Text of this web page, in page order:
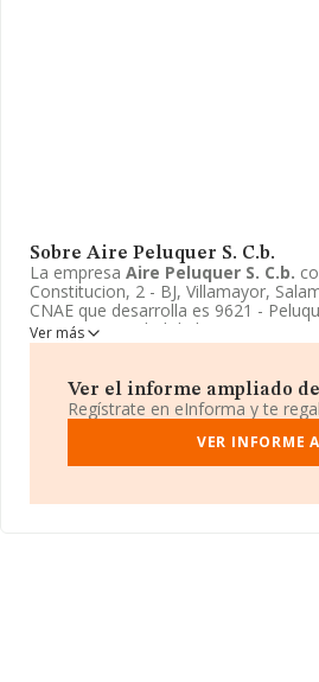
Sobre Aire Peluquer S. C.b.
La empresa Aire Peluquer S. C.b.
Constitucion, 2 - BJ, Villamayor,
CNAE que desarrolla es 9621 -
como Comunidad de bienes.
Ver más
Ver el informe ampliado de
Regístrate en eInforma y te
VER INFORME